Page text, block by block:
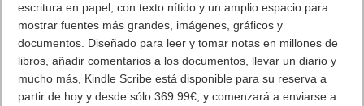
escritura en papel, con texto nítido y un amplio espacio para
mostrar fuentes más grandes, imágenes, gráficos y
documentos. Diseñado para leer y tomar notas en millones de
libros, añadir comentarios a los documentos, llevar un diario y
mucho más, Kindle Scribe está disponible para su reserva a
partir de hoy y desde sólo 369.99€, y comenzará a enviarse a